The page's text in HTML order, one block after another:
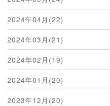
2024年04月(22)
2024年03月(21)
2024年02月(19)
2024年01月(20)
2023年12月(20)